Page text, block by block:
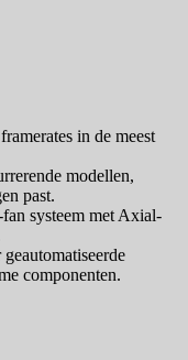
in de meest
modellen,
past.
systeem met Axial-
componenten.